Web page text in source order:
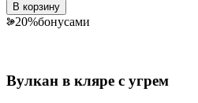
В корзину
20%бонусами
Вулкан в кляре с угрем